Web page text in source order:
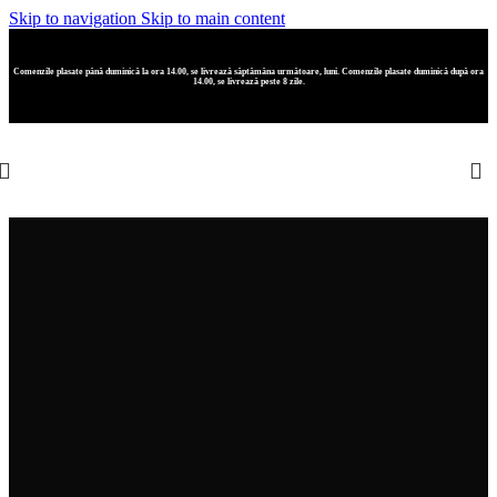
Skip to navigation Skip to main content
Comenzile plasate până duminică la ora 14.00, se livrează săptămâna următoare, luni. Comenzile plasate duminică după ora
14.00, se livrează peste 8 zile.